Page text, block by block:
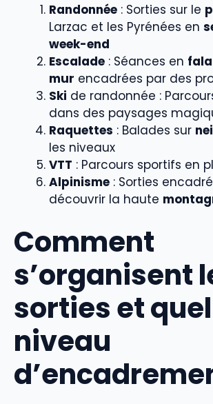
Randonnée : Sorties sur le
Larzac et les Pyrénées en
week-end
Escalade : Séances en
mur encadrées par des
Ski de randonnée :
dans des paysages
Raquettes : Balades sur
les niveaux
VTT : Parcours sportifs en
Alpinisme : Sorties
découvrir la haute
Comment
s’organisent
sorties et
niveau